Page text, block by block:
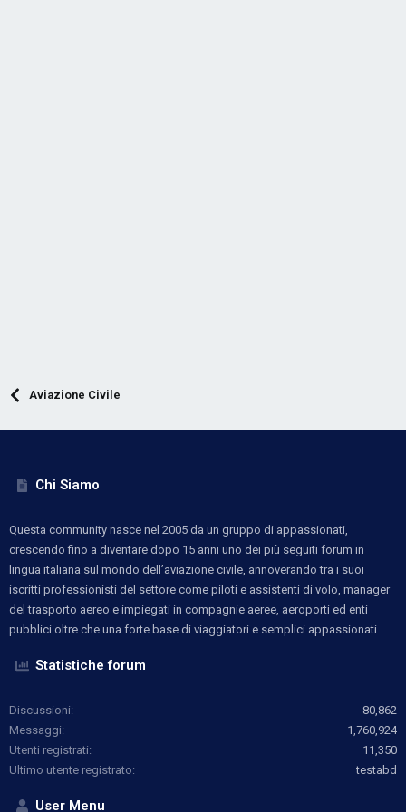
Aviazione Civile
Chi Siamo
Questa community nasce nel 2005 da un gruppo di appassionati,
crescendo fino a diventare dopo 15 anni uno dei più seguiti forum in
lingua italiana sul mondo dell’aviazione civile, annoverando tra i suoi
iscritti professionisti del settore come piloti e assistenti di volo, manager
del trasporto aereo e impiegati in compagnie aeree, aeroporti ed enti
pubblici oltre che una forte base di viaggiatori e semplici appassionati.
Statistiche forum
Discussioni
80,862
Messaggi
1,760,924
Utenti registrati
11,350
Ultimo utente registrato
testabd
User Menu